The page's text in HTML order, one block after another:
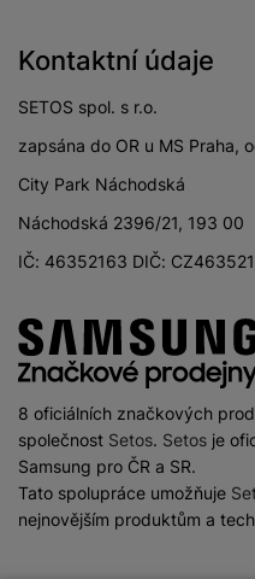
Kontaktní údaje
SETOS spol. s r.o.
zapsána do OR u MS Praha,
City Park Náchodská
Náchodská 2396/21, 193 00
IČ: 46352163 DIČ:
8 oficiálních značkových
společnost Setos. Setos je
Samsung pro ČR a SR.
Tato spolupráce umožňuje
nejnovějším produktům a